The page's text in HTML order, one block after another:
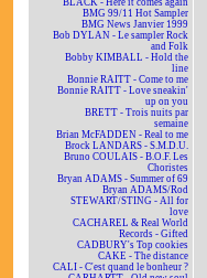
BLACK - Here it comes again
BMG 99/11 Hot Sampler
BMG News Janvier 1999
Bob DYLAN - Le sampler Rock
and Folk
Bobby KIMBALL - Hold the
line
Bonnie RAITT - Come to me
Bonnie RAITT - Love sneakin'
up on you
BRETT - Trois nuits par
semaine
Brian McFADDEN - Real to me
Brock LANDARS - S.M.D.U.
Bruno COULAIS - B.O.F. Les
Choristes
Bryan ADAMS - Summer of 69
Bryan ADAMS/Rod
STEWART/STING - All for
love
CACHAREL & Real World
Records - Gifted
CADBURY's Top cookies
CAKE - The distance
CALI - C'est quand le bonheur ?